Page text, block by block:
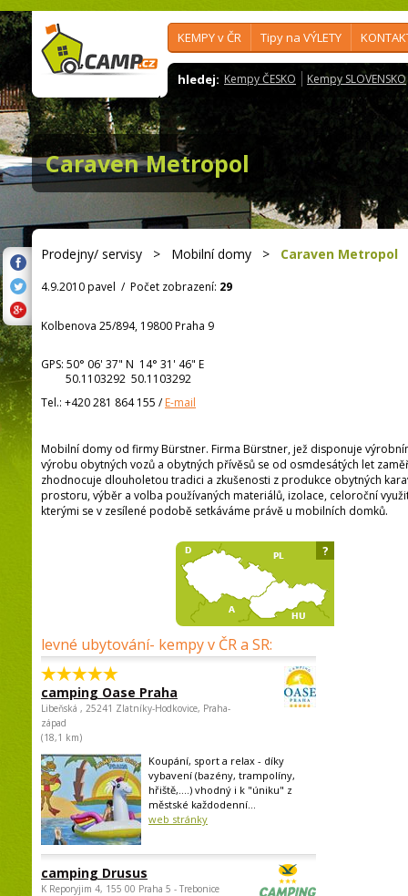
KEMPY v ČR Tipy na VÝLETY
hledej: Kempy ČESKO Kempy SLOVENSKO
Caraven Metropol
Prodejny/ servisy > Mobilní domy > Caraven Metropol
4.9.2010 pavel / Počet zobrazení: 29
Kolbenova 25/894, 19800 Praha 9
GPS: 50° 06' 37" N 14° 31' 46" E
50.1103292 50.1103292
Tel.: +420 281 864 155 /E-mail
Mobilní domy od firmy Bürstner. Firma Bürstner, jež disponuje
výrobu obytných vozů a obytných přívěsů se od osmdesátých let
zhodnocuje dlouholetou tradici a zkušenosti z produkce obytných
prostoru, výběr a volba používaných materiálů, izolace, celoroční
kterými se v zesílené podobě setkáváme právě u mobilních domků.
levné ubytování- kempy v ČR a SR:
camping Oase Praha
Libeňská , 25241 Zlatníky-Hodkovice, Praha-
západ
(18,1 km)
Koupání, sport a relax - díky
vybavení (bazény, trampolíny,
hřiště,....) vhodný i k "úniku" z
městské každodenní...
web stránky
camping Drusus
K Reporyjim 4, 155 00 Praha 5 - Trebonice
?